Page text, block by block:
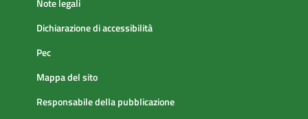
Note legali
Dichiarazione di accessibilità
Pec
Mappa del sito
Responsabile della pubblicazione